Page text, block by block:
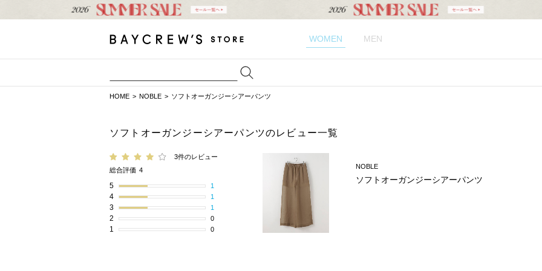
WOMEN MEN
HOME NOBLE ソフトオーガンジーシアーパンツ
ソフトオーガンジーシアーパンツのレビュー一覧
3件のレビュー
総合評価 4
5 1
4 1
3 1
2 0
1 0
NOBLE
ソフトオーガンジーシアーパンツ